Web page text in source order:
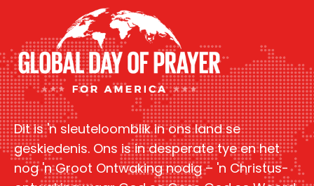
Dit is 'n sleuteloomblik in ons land se
geskiedenis. Ons is in desperate tye en het
nog 'n Groot Ontwaking nodig – 'n Christus-